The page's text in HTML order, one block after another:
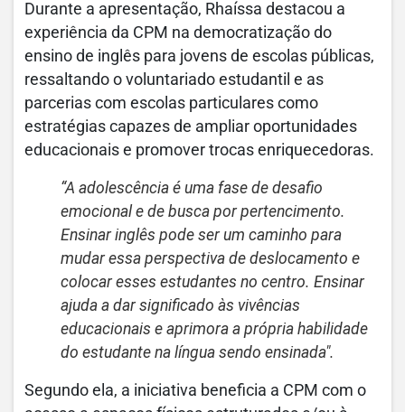
Durante a apresentação, Rhaíssa destacou a
experiência da CPM na democratização do
ensino de inglês para jovens de escolas públicas,
ressaltando o voluntariado estudantil e as
parcerias com escolas particulares como
estratégias capazes de ampliar oportunidades
educacionais e promover trocas enriquecedoras.
“A adolescência é uma fase de desafio
emocional e de busca por pertencimento.
Ensinar inglês pode ser um caminho para
mudar essa perspectiva de deslocamento e
colocar esses estudantes no centro. Ensinar
ajuda a dar significado às vivências
educacionais e aprimora a própria habilidade
do estudante na língua sendo ensinada".
Segundo ela, a iniciativa beneficia a CPM com o